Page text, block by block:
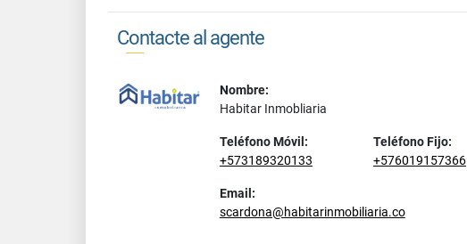
Contacte al agente
Nombre:
Habitar Inmobliaria
Teléfono Móvil:
+573189320133
Teléfono Fijo:
+576019157366
Email:
scardona@habitarinmobiliaria.co